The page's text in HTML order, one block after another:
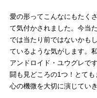
愛の形ってこんなにもたく
て気付かされました。今当
では当たり前ではないかも
ているような気がします。
アンドロイド・ユウグレで
闘も見どころの1つ！とて
心の機微を大切に演じてい